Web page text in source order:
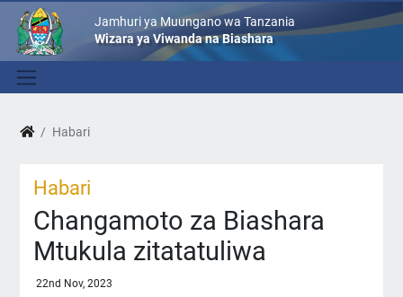
Jamhuri ya Muungano wa Tanzania
Wizara ya Viwanda na Biashara
Habari
Habari
Changamoto za Biashara
Mtukula zitatatuliwa
22nd Nov, 2023